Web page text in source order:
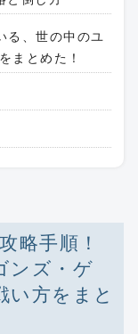
、世の中のユ
まとめた！
略手順！
ンズ・ゲ
い方をまと